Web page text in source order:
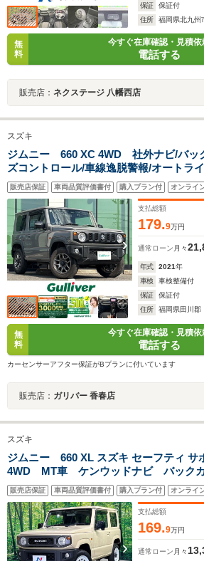
保証 保証付
住所
福岡県北九州
無
料
今すぐ在庫確認・見積依
電話する
販売店： ネクステージ 八幡西店
スズキ
ジムニー 660 XC 4WD 社外ナビ/バッ
ズコントロール/車線逸脱警報/オートラ
イト/ETC/前席シートヒーター/純正アル
シュスタート/スマートキー
販売店保証 車両品質評価書付 購入プラン付 オンライ
支払総額
179.9万円
通常ローン 月々
年式 2021年
車検
車検整備付
保証
保証付
住所
福岡県田川郡
無
料
今すぐ在庫確認・見積依
電話する
カーセンサーアフター保証がBプランに付いています
販売店： ガリバー 香春店
スズキ
ジムニー 660 XL スズキ セーフティ サ
4WD MT車 ケンウッドナビ バック
グ 衝突軽減ブレーキ 車線逸脱警報 シ
ー スマートキー オートライト オー
電動格納ミラー
販売店保証 車両品質評価書付 購入プラン付 オンライ
支払総額
169.9万円
通常ローン 月々